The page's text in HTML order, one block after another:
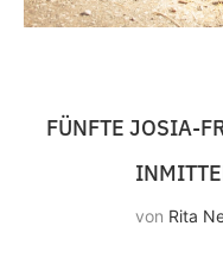
FÜNFTE JOSIA-
von Rita